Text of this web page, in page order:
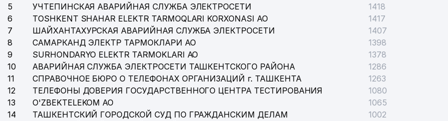
5
УЧТЕПИНСКАЯ АВАРИЙНАЯ СЛУЖБА ЭЛЕКТРОСЕТИ
1418
6
TOSHKENT SHAHAR ELEKTR TARMOQLARI KORXONASI АО
1417
7
ШАЙХАНТАХУРСКАЯ АВАРИЙНАЯ СЛУЖБА ЭЛЕКТРОСЕТИ
1407
8
САМАРКАНД ЭЛЕКТР ТАРМОКЛАРИ АО
1398
9
SURHONDARYO ELEKTR TARMOKLARI АО
1378
10
АВАРИЙНАЯ СЛУЖБА ЭЛЕКТРОСЕТИ ТАШКЕНТСКОГО РАЙОНА
1286
11
СПРАВОЧНОЕ БЮРО О ТЕЛЕФОНАХ ОРГАНИЗАЦИЙ г. ТАШКЕНТА
1263
12
ТЕЛЕФОНЫ ДОВЕРИЯ ГОСУДАРСТВЕННОГО ЦЕНТРА ТЕСТИРОВАНИЯ
1080
13
O'ZBEKTELEKOM АО
1065
14
ТАШКЕНТСКИЙ ГОРОДСКОЙ СУД ПО ГРАЖДАНСКИМ ДЕЛАМ
1002